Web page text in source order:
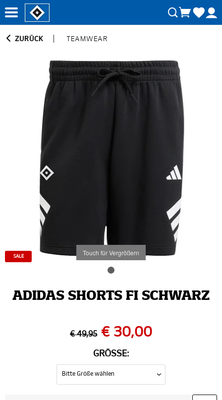
ZURÜCK TEAMWEAR
Touch für Vergrößern
SALE
ADIDAS SHORTS FI SCHWARZ
€ 49,95 € 30,00
GRÖSSE: